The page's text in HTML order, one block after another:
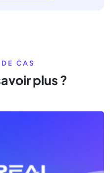
CAS
plus ?